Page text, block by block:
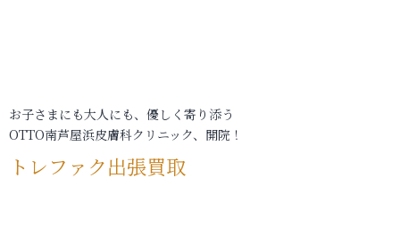
お子さまにも大人にも、優しく寄り添う
OTTO南芦屋浜皮膚科クリニック、開院！
トレファク出張買取